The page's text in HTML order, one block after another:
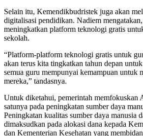
Selain itu, Kemendikbudristek juga akan
digitalisasi pendidikan. Nadiem
meningkatkan platform teknologi gratis
sekolah.
“Platform-platform teknologi gratis untuk
akan terus kita tingkatkan tahun depan
semua guru mempunyai kemampuan untuk
mereka,” tandasnya.
Untuk diketahui, pemerintah memfokuskan
satunya pada peningkatan sumber daya
Peningkatan kualitas sumber daya manusia
dimaksudkan pada alokasi dana kepada
dan Kementerian Kesehatan yang